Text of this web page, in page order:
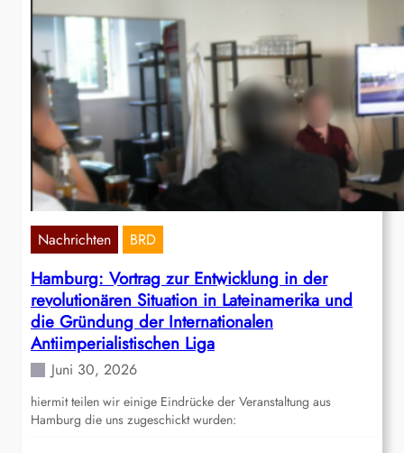
Nachrichten BRD
Hamburg: Vortrag zur Entwicklung in der
revolutionären Situation in Lateinamerika und
die Gründung der Internationalen
Antiimperialistischen Liga
Juni 30, 2026
hiermit teilen wir einige Eindrücke der Veranstaltung aus
Hamburg die uns zugeschickt wurden: